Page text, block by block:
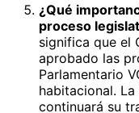
¿Qué
proceso
significa que el
aprobado las
Parlamentario
habitacional.
continuará su